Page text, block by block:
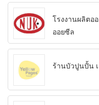
โรงงานผลิตอ
ออยซีล
ร้านบัวปูนปั้น